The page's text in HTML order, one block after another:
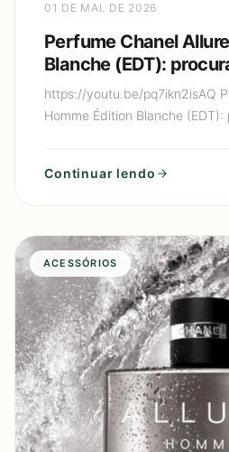
01 DE MAI. DE 2026
Perfume Chanel
Blanche (EDT):
cremoso de luxo
que parece “perfume
https://youtu.be/pq7ikn2isAQ
Homme Édition Blanche
Continuar lendo
ACESSÓRIOS